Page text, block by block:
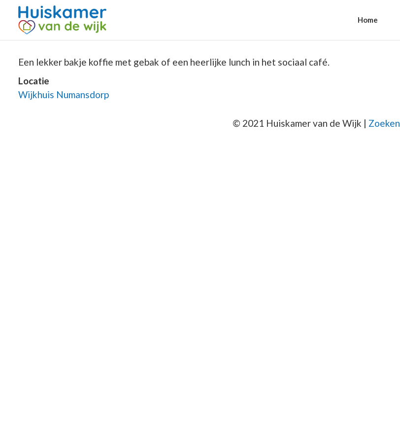
Home
Een lekker bakje koffie met gebak of een heerlijke lunch in het sociaal café.
Locatie
Wijkhuis Numansdorp
© 2021 Huiskamer van de Wijk | Zoeken